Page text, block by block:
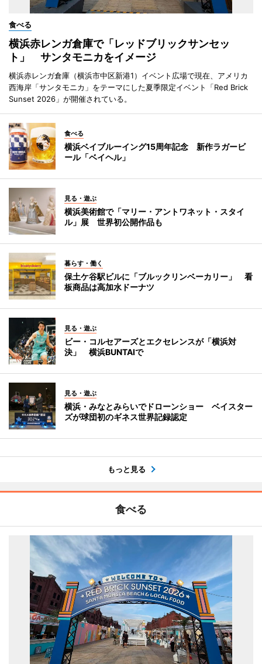
食べる
横浜赤レンガ倉庫で「レッドブリックサンセッ
ト」 サンタモニカをイメージ
横浜赤レンガ倉庫（横浜市中区新港1）イベント広場で現在、アメリカ
西海岸「サンタモニカ」をテーマにした夏季限定イベント「Red Brick
Sunset 2026」が開催されている。
食べる
横浜ベイブルーイング15周年記念 新作ラガービ
ール「ベイヘル」
見る・遊ぶ
横浜美術館で「マリー・アントワネット・スタイ
ル」展 世界初公開作品も
暮らす・働く
保土ケ谷駅ビルに「ブルックリンベーカリー」 看
板商品は高加水ドーナツ
見る・遊ぶ
ビー・コルセアーズとエクセレンスが「横浜対
決」 横浜BUNTAIで
見る・遊ぶ
横浜・みなとみらいでドローンショー ベイスター
ズが球団初のギネス世界記録認定
もっと見る
食べる